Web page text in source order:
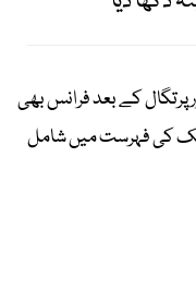
پرتگال کے بعد فرانس بھی
کی فہرست میں شامل